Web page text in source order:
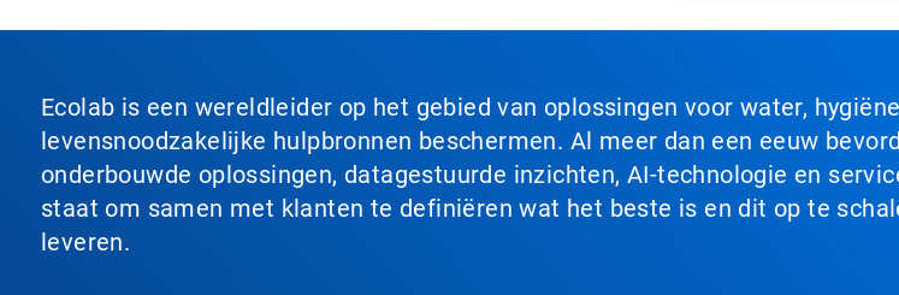
Ecolab is een wereldleider op het gebied van oplossingen voor water,
levensnoodzakelijke hulpbronnen beschermen. Al meer dan een eeuw
onderbouwde oplossingen, datagestuurde inzichten, AI-technologie en
staat om samen met klanten te definiëren wat het beste is en dit op te
leveren.